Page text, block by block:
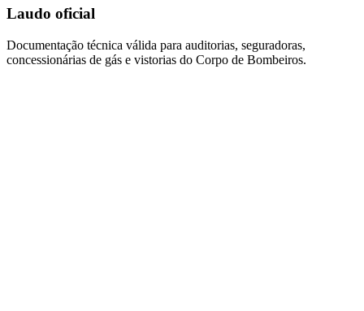
Laudo oficial
Documentação técnica válida para auditorias, seguradoras,
concessionárias de gás e vistorias do Corpo de Bombeiros.